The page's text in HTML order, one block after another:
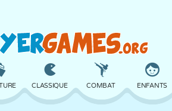
CLASSIQUE COMBAT ENFANTS